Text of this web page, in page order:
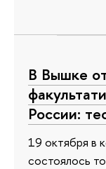
В Вышке
России:
19 октября в
состоялось